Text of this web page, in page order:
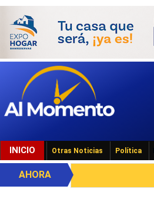
INICIO Otras Noticias Política
AHORA